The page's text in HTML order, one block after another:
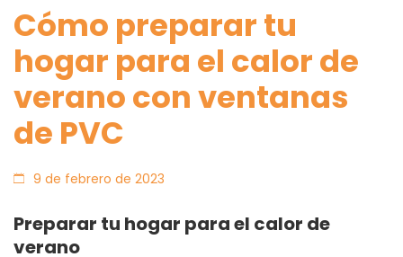
Cómo preparar tu
hogar para el calor de
verano con ventanas
de PVC
9 de febrero de 2023
Preparar tu hogar para el calor de
verano